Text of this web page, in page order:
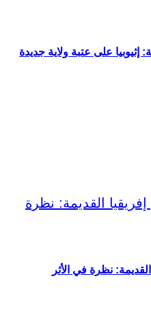
على عتبة ولاية جديدة
نظرة في الأثر